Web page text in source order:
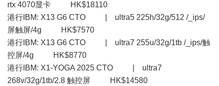
rtx 4070显卡 HK$18110
港行IBM: X13 G6 CTO | ultra5 225h/32g/512 /_ips/
屏触屏/4g HK$7570
港行IBM: X13 G6 CTO | ultra7 255u/32g/1tb /_ips/触
控屏/4g HK$8770
港行IBM: X1-YOGA 2025 CTO | ultra7
268v/32g/1tb/2.8 触控屏 HK$14580